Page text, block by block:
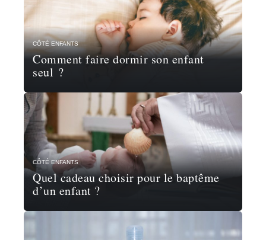
CÔTÉ ENFANTS
Comment faire dormir son enfant
seul ?
CÔTÉ ENFANTS
Quel cadeau choisir pour le baptême
d’un enfant ?